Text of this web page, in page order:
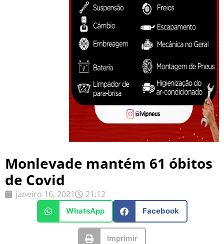
Monlevade mantém 61 óbitos
de Covid
janeiro 16, 2021 21:12
WhatsApp Facebook
Imprimir